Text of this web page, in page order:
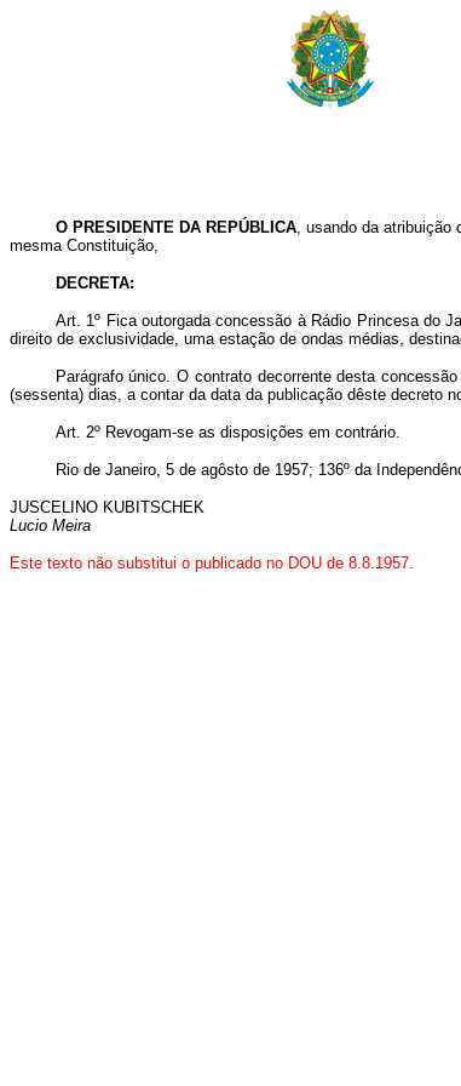
O PRESIDENTE DA REPÚBLICA, usando da atribuição
mesma Constituição,
DECRETA:
Art. 1º Fica outorgada concessão à Rádio Princesa do
direito de exclusividade, uma estação de ondas médias,
Parágrafo único. O contrato decorrente desta
(sessenta) dias, a contar da data da publicação dêste decreto
Art. 2º Revogam-se as disposições em contrário.
Rio de Janeiro, 5 de agôsto de 1957; 136º da
JUSCELINO KUBITSCHEK
Lucio Meira
Este texto não substitui o publicado no DOU de 8.8.1957.